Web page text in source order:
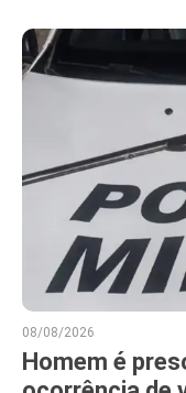
08/08/2026
Homem é